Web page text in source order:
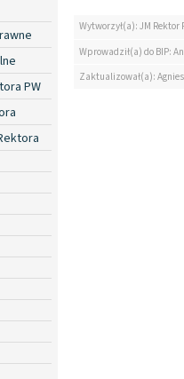
PW
Wytworzył(a): JM Rektor
Wprowadził(a) do BIP:
Zaktualizował(a):